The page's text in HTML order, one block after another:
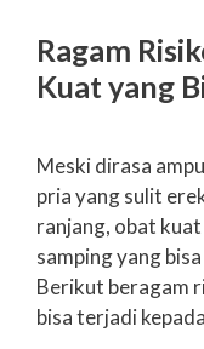
Ragam
Kuat yang
Meski dirasa
pria yang sulit
ranjang, obat
samping yang
Berikut beragam
bisa terjadi